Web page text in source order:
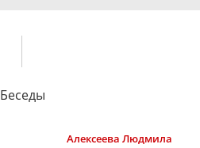
Беседы
Алексеева Людмила